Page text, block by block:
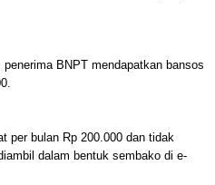
BNPT mendapatkan bansos
per bulan Rp 200.000 dan tidak
dalam bentuk sembako di e-